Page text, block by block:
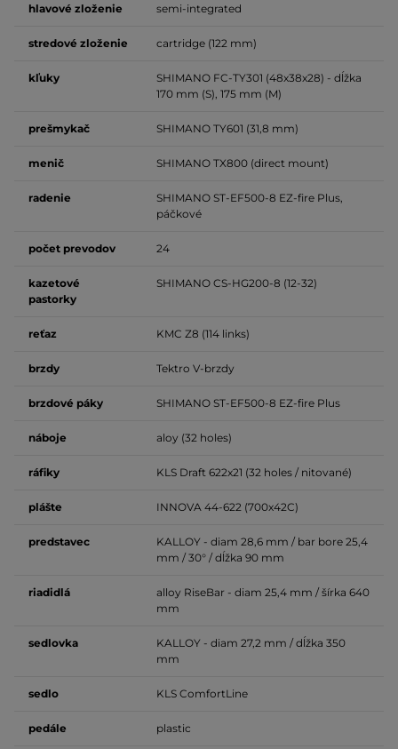
hlavové zloženie semi-integrated
stredové zloženie cartridge (122 mm)
kľuky
SHIMANO FC-TY301 (48x38x28) - dĺžka
170 mm (S), 175 mm (M)
prešmykač SHIMANO TY601 (31,8 mm)
menič SHIMANO TX800 (direct mount)
radenie
SHIMANO ST-EF500-8 EZ-fire Plus,
páčkové
počet prevodov 24
kazetové
pastorky
SHIMANO CS-HG200-8 (12-32)
reťaz KMC Z8 (114 links)
brzdy Tektro V-brzdy
brzdové páky SHIMANO ST-EF500-8 EZ-fire Plus
náboje aloy (32 holes)
ráfiky KLS Draft 622x21 (32 holes / nitované)
plášte INNOVA 44-622 (700x42C)
predstavec
KALLOY - diam 28,6 mm / bar bore 25,4
mm / 30° / dĺžka 90 mm
riadidlá
alloy RiseBar - diam 25,4 mm / šírka 640
mm
sedlovka
KALLOY - diam 27,2 mm / dĺžka 350
mm
sedlo KLS ComfortLine
pedále plastic